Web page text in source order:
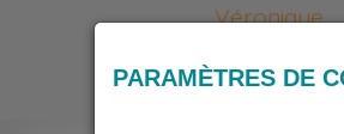
Véronique
PARAMÈTRES DE